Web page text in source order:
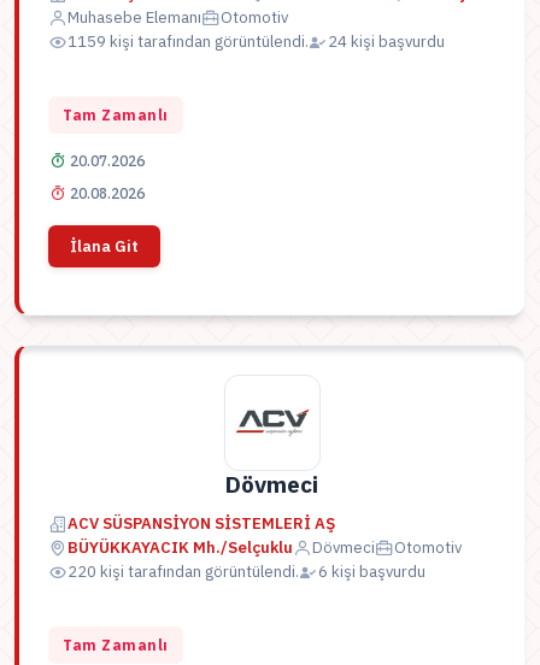
Muhasebe Elemanı
Otomotiv
1159 kişi tarafından görüntülendi.
24 kişi başvurdu
Tam Zamanlı
20.07.2026
20.08.2026
İlana Git
Dövmeci
ACV SÜSPANSİYON SİSTEMLERİ AŞ
BÜYÜKKAYACIK Mh./Selçuklu
Dövmeci
Otomotiv
220 kişi tarafından görüntülendi.
6 kişi başvurdu
Tam Zamanlı